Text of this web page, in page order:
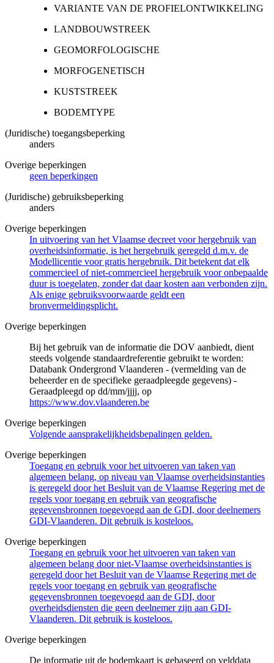
VARIANTE VAN DE PROFIELONTWIKKELING
LANDBOUWSTREEK
GEOMORFOLOGISCHE
MORFOGENETISCH
KUSTSTREEK
BODEMTYPE
(Juridische) toegangsbeperking
anders
Overige beperkingen
geen beperkingen
(Juridische) gebruiksbeperking
anders
Overige beperkingen
In uitvoering van het Vlaamse decreet voor hergebruik van
overheidsinformatie, is het hergebruik geregeld d.m.v. de
Modellicentie voor gratis hergebruik. Dit betekent dat elk
commercieel of niet-commercieel hergebruik voor onbepaalde
duur is toegelaten, zonder dat daar kosten aan verbonden zijn.
Als enige gebruiksvoorwaarde geldt een
bronvermeldingsplicht.
Overige beperkingen
Bij het gebruik van de informatie die DOV aanbiedt, dient
steeds volgende standaardreferentie gebruikt te worden:
Databank Ondergrond Vlaanderen - (vermelding van de
beheerder en de specifieke geraadpleegde gegevens) -
Geraadpleegd op dd/mm/jjjj, op
https://www.dov.vlaanderen.be
Overige beperkingen
Volgende aansprakelijkheidsbepalingen gelden.
Overige beperkingen
Toegang en gebruik voor het uitvoeren van taken van
algemeen belang, op niveau van Vlaamse overheidsinstanties
is geregeld door het Besluit van de Vlaamse Regering met de
regels voor toegang en gebruik van geografische
gegevensbronnen toegevoegd aan de GDI, door deelnemers
GDI-Vlaanderen. Dit gebruik is kosteloos.
Overige beperkingen
Toegang en gebruik voor het uitvoeren van taken van
algemeen belang door niet-Vlaamse overheidsinstanties is
geregeld door het Besluit van de Vlaamse Regering met de
regels voor toegang en gebruik van geografische
gegevensbronnen toegevoegd aan de GDI, door
overheidsdiensten die geen deelnemer zijn aan GDI-
Vlaanderen. Dit gebruik is kosteloos.
Overige beperkingen
De informatie uit de bodemkaart is gebaseerd op velddata